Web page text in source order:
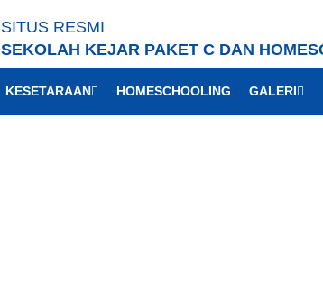
SITUS RESMI
SEKOLAH KEJAR PAKET C DAN
KESETARAAN HOMESCHOOLING GALERI